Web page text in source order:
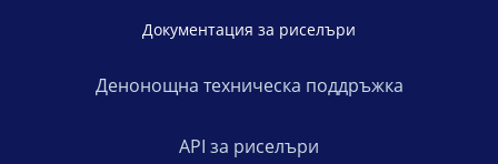
Документация за риселъри
Денонощна техническа поддръжка
API за риселъри